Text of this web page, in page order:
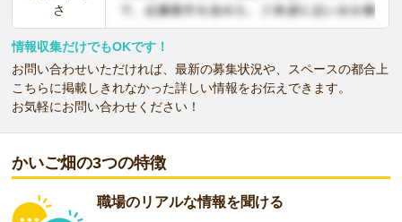
さ
情報収集だけでもOKです！
お問い合わせいただければ、最新の募集状況や、スペースの都合上
こちらに掲載しきれなかった詳しい情報をお伝えできます。
お気軽にお問い合わせください！
かいご畑の3つの特徴
職場のリアルな情報を聞ける